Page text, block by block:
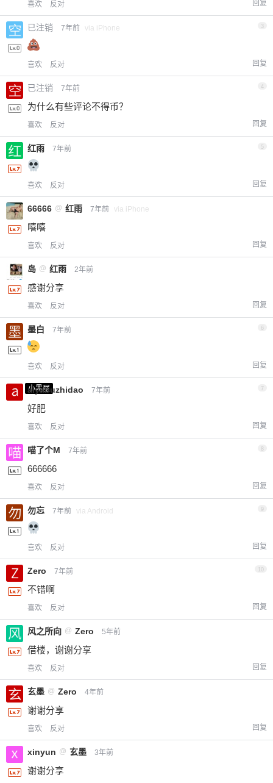
喜欢 反对 回复
已注销 7年前 via iPhone 3
喜欢 反对 回复
已注销 7年前 4
为什么有些评论不得币？
喜欢 反对 回复
红雨 7年前 5
喜欢 反对 回复
66666 @ 红雨 7年前 via iPhone
嘻嘻
喜欢 反对 回复
岛 @ 红雨 2年前
感谢分享
喜欢 反对 回复
墨白 7年前 6
喜欢 反对 回复
小黑屋
aiyabuzhidao 7年前 7
好肥
喜欢 反对 回复
喵了个M 7年前
666666
喜欢 反对 回复
勿忘 7年前 via Android 9
喜欢 反对 回复
Zero 7年前 10
不错啊
喜欢 反对 回复
风之所向 @ Zero 5年前
借楼，谢谢分享
喜欢 反对 回复
玄墨 @ Zero 4年前
谢谢分享
喜欢 反对 回复
xinyun @ 玄墨 3年前
谢谢分享